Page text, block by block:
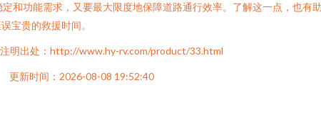
和功能需求，又要最大限度地保障道路通行效率。了解这一点，也有
宝贵的救援时间。
明出处：http://www.hy-rv.com/product/33.html
更新时间：2026-08-08 19:52:40